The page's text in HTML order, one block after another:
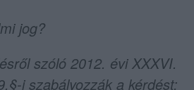
jog?
szóló 2012. évi XXXVI.
i szabályozzák a kérdést: